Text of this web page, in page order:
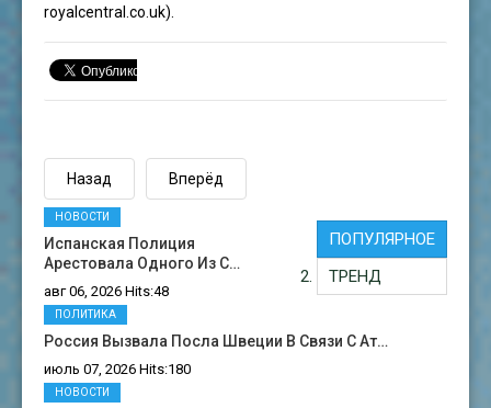
royalcentral.co.uk).
Назад Вперёд
ПОПУЛЯРНОЕ
ТРЕНД
Испанская Полиция
Арестовала Одного Из С…
авг 06, 2026 Hits:48
НОВОСТИ
Россия Вызвала Посла Швеции В Связи С Ат…
июль 07, 2026 Hits:180
ПОЛИТИКА
НОВОСТИ